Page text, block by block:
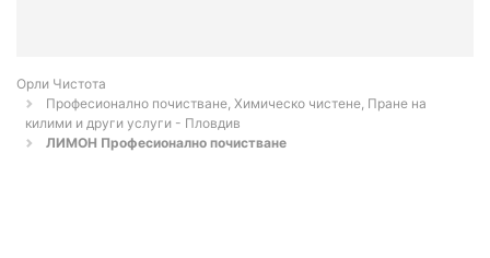
Орли Чистота
Професионално почистване, Химическо чистене, Пране на
килими и други услуги - Пловдив
ЛИМОН Професионално почистване